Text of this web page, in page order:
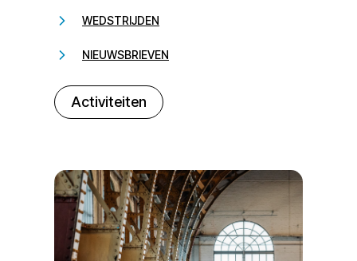
WEDSTRIJDEN
NIEUWSBRIEVEN
Activiteiten
232323